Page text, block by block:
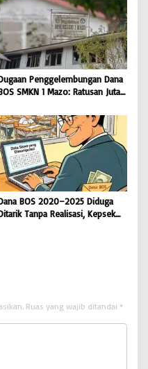
Penggelembungan Dana
SMKN 1 Mazo: Ratusan Juta
BOS 2020–2025 Diduga
Tanpa Realisasi, Kepsek
Ruas yang wajib ditandai *